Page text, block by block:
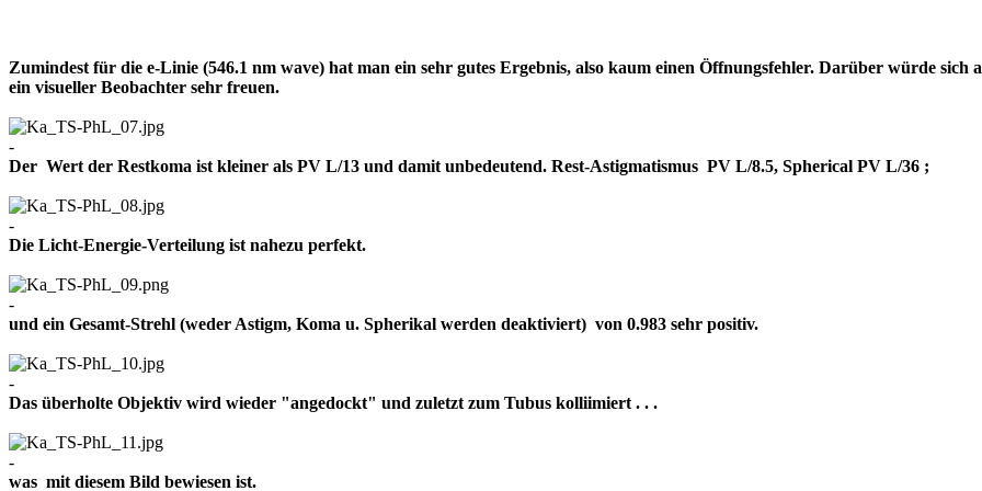
Zumindest für die e-Linie (546.1 nm wave) hat man ein sehr gutes Ergebnis, also kaum einen Öffnungsfehler. Darüber würde sich
ein visueller Beobachter sehr freuen.
-
Der Wert der Restkoma ist kleiner als PV L/13 und damit unbedeutend. Rest-Astigmatismus PV L/8.5, Spherical PV L/36 ;
-
Die Licht-Energie-Verteilung ist nahezu perfekt.
-
und ein Gesamt-Strehl (weder Astigm, Koma u. Spherikal werden deaktiviert) von 0.983 sehr positiv.
-
Das überholte Objektiv wird wieder "angedockt" und zuletzt zum Tubus kolliimiert . . .
-
was mit diesem Bild bewiesen ist.